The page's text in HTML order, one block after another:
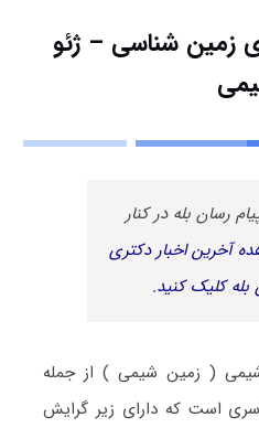
زمین شناسی – ژئو
رسان بله در کنار
آخرین اخبار دکتری
بله کلیک کنید.
( زمین شیمی ) از جمله
است که دارای زیر گرایش